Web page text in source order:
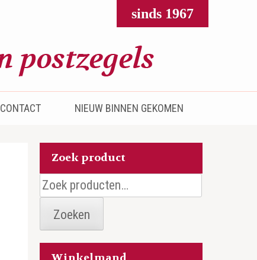
sinds 1967
CONTACT NIEUW BINNEN GEKOMEN
Zoek product
Zoeken
naar:
Zoeken